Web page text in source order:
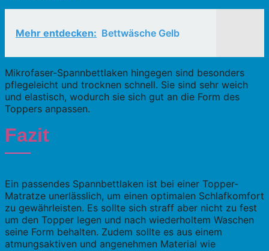
Mehr entdecken: Bettwäsche Gelb
Mikrofaser-Spannbettlaken hingegen sind besonders
pflegeleicht und trocknen schnell. Sie sind sehr weich
und elastisch, wodurch sie sich gut an die Form des
Toppers anpassen.
Fazit
Ein passendes Spannbettlaken ist bei einer Topper-
Matratze unerlässlich, um einen optimalen Schlafkomfort
zu gewährleisten. Es sollte sich straff aber nicht zu fest
um den Topper legen und nach wiederholtem Waschen
seine Form behalten. Zudem sollte es aus einem
atmungsaktiven und angenehmen Material wie